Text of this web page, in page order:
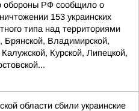
обороны РФ сообщило о
153 украинских
типа над территориями
Брянской, Владимирской,
Курской, Липецкой,
области сбили украинские